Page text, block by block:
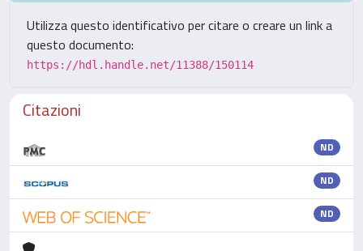
Utilizza questo identificativo per citare o creare un link a
questo documento:
https://hdl.handle.net/11388/150114
Citazioni
ND
ND
ND